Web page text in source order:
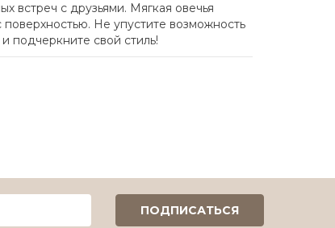
встреч с друзьями. Мягкая овечья
Не упустите возможность
подчеркните свой стиль!